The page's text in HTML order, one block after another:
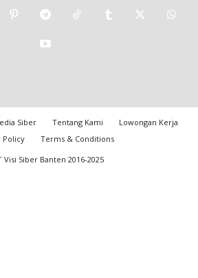
Siber Tentang Kami
Lowongan Kerja
Policy
Terms & Conditions
Visi Siber Banten 2016-2025